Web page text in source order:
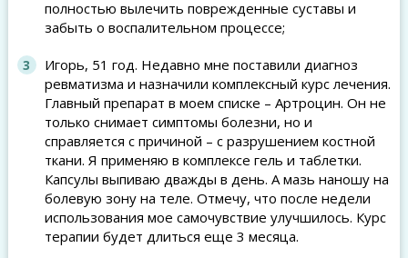
полностью вылечить поврежденные суставы и
забыть о воспалительном процессе;
Игорь, 51 год. Недавно мне поставили диагноз
ревматизма и назначили комплексный курс лечения.
Главный препарат в моем списке – Артроцин. Он не
только снимает симптомы болезни, но и
справляется с причиной – с разрушением костной
ткани. Я применяю в комплексе гель и таблетки.
Капсулы выпиваю дважды в день. А мазь наношу на
болевую зону на теле. Отмечу, что после недели
использования мое самочувствие улучшилось. Курс
терапии будет длиться еще 3 месяца.